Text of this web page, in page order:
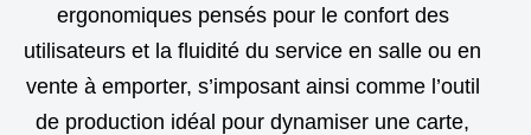
ergonomiques pensés pour le confort des
utilisateurs et la fluidité du service en salle ou en
vente à emporter, s’imposant ainsi comme l’outil
de production idéal pour dynamiser une carte,